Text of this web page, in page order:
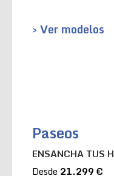
> Ver modelos
Paseos
ENSANCHA TUS
Desde 21.299 €